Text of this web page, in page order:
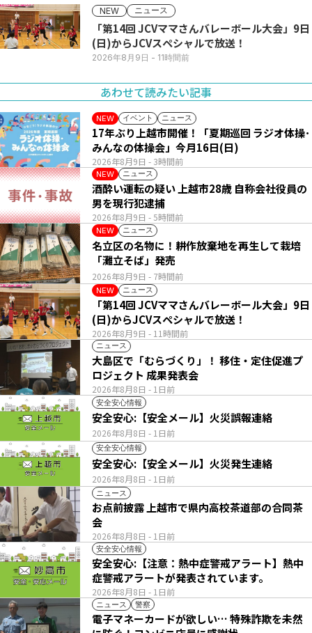
NEW ニュース
「第14回 JCVママさんバレーボール大会」9日
(日)からJCVスペシャルで放送！
2026年8月9日 - 11時間前
あわせて読みたい記事
NEW イベント ニュース
2026年8月9日 - 3時間前
17年ぶり上越市開催！「夏期巡回 ラジオ体操･
みんなの体操会」今月16日(日)
NEW ニュース
2026年8月9日 - 5時間前
酒酔い運転の疑い 上越市28歳 自称会社役員の
男を現行犯逮捕
NEW ニュース
2026年8月9日 - 7時間前
名立区の名物に！耕作放棄地を再生して栽培
「灘立そば」発売
NEW ニュース
2026年8月9日 - 11時間前
「第14回 JCVママさんバレーボール大会」9日
(日)からJCVスペシャルで放送！
ニュース
2026年8月8日 - 1日前
大島区で「むらづくり」！ 移住・定住促進プ
ロジェクト 成果発表会
安全安心情報
2026年8月8日 - 1日前
安全安心:【安全メール】火災誤報連絡
安全安心情報
2026年8月8日 - 1日前
安全安心:【安全メール】火災発生連絡
ニュース
2026年8月8日 - 1日前
お点前披露 上越市で県内高校茶道部の合同茶
会
安全安心情報
2026年8月8日 - 1日前
安全安心:【注意：熱中症警戒アラート】熱中
症警戒アラートが発表されています。
ニュース 警察
電子マネーカードが欲しい… 特殊詐欺を未然